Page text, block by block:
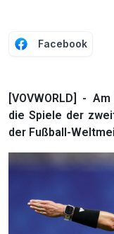
Facebook
[VOVWORLD] -
die Spiele der
der Fußball-